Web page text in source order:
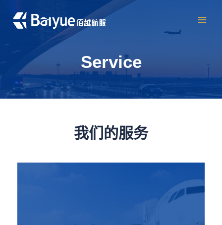
Service
我们的服务